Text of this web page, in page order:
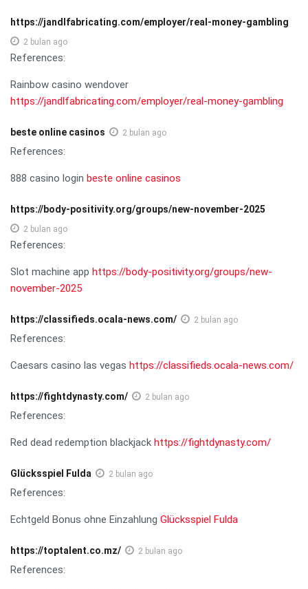
https://jandlfabricating.com/employer/real-money-gambling
2 bulan ago
References:
Rainbow casino wendover
https://jandlfabricating.com/employer/real-money-gambling
beste online casinos 2 bulan ago
References:
888 casino login beste online casinos
https://body-positivity.org/groups/new-november-2025
2 bulan ago
References:
Slot machine app https://body-positivity.org/groups/new-
november-2025
https://classifieds.ocala-news.com/ 2 bulan ago
References:
Caesars casino las vegas https://classifieds.ocala-news.com/
https://fightdynasty.com/ 2 bulan ago
References:
Red dead redemption blackjack https://fightdynasty.com/
Glücksspiel Fulda 2 bulan ago
References:
Echtgeld Bonus ohne Einzahlung Glücksspiel Fulda
https://toptalent.co.mz/ 2 bulan ago
References: